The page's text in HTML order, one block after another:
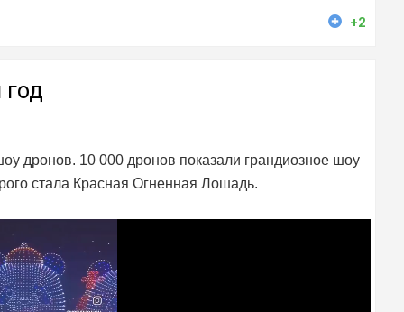
+2
дронов. 10 000 дронов показали грандиозное шоу
стала Красная Огненная Лошадь.